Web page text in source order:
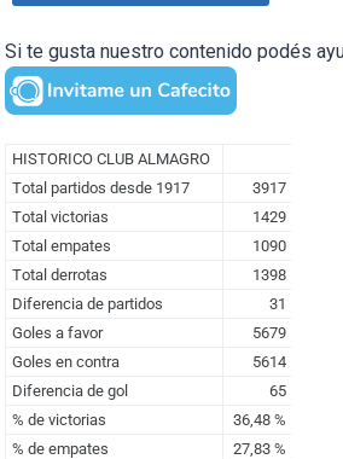
Si te gusta nuestro contenido podés